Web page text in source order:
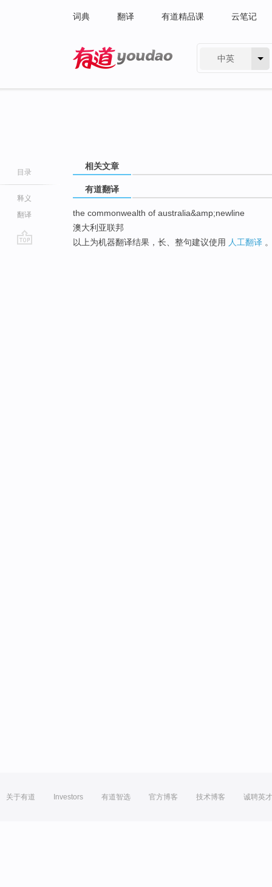
词典 翻译 有道精品课 云笔记
中英
目录
释义
翻译
相关文章
有道翻译
the commonwealth of australia&amp;newline
澳大利亚联邦
以上为机器翻译结果，长、整句建议使用 人工翻译
关于有道 Investors 有道智选 官方博客 技术博客 诚聘英才